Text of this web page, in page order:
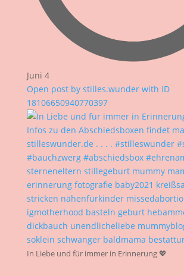
Juni 4
Open post by stilles.wunder with ID
18106650940770397
In Liebe und für immer in Erinnerung 💖